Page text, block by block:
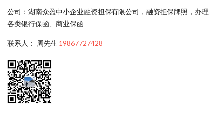
公司：湖南众盈中小企业融资担保有限公司，融资担保牌照，办理
各类银行保函、商业保函
联系人： 周先生 19867727428